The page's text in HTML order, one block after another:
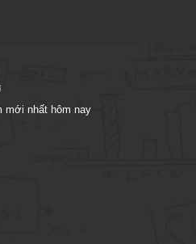
mới nhất hôm nay